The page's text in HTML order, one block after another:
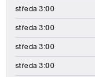
středa 3:00
středa 3:00
středa 3:00
středa 3:00